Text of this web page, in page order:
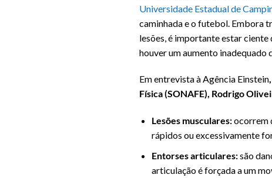
Universidade Estadual de
caminhada e o futebol. Embora
lesões, é importante estar
houver um aumento inadequado
Em entrevista à Agência Einstein
Física (SONAFE), Rodrigo
Lesões musculares:ocorrem
rápidos ou excessivamente
Entorses articulares:são
articulação é forçada a um